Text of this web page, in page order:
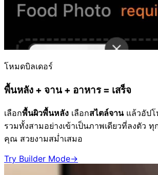
โหมดบิลเดอร์
พื้นหลัง + จาน + อาหาร = เสร็จ
เลือกพื้นผิวพื้นหลัง เลือกสไตล์จานแล้วอัปโ
รวมทั้งสามอย่างเข้าเป็นภาพเดียวที่ลงตัว
คุณ สวยงามสม่ำเสมอ
Try Builder Mode→